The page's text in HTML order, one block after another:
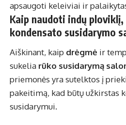
apsaugoti keleiviai ir
Kaip naudoti indų
kondensato susidarymo
Aiškinant, kaip drėgmė ir
sukelia rūko susidarymą
priemonės yra sutelktos į
pakeitimą, kad būtų užkirstas
susidarymui.